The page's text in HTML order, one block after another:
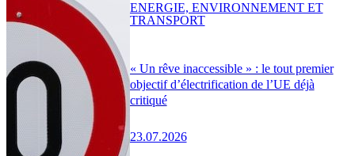
« Un rêve inaccessible » : le tout premier
objectif d’électrification de l’UE déjà
critiqué
23.07.2026
ENERGIE, ENVIRONNEMENT ET
TRANSPORT